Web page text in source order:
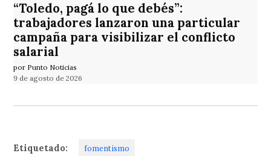
“Toledo, pagá lo que debés”:
trabajadores lanzaron una particular
campaña para visibilizar el conflicto
salarial
por Punto Noticias
9 de agosto de 2026
Etiquetado: fomentismo